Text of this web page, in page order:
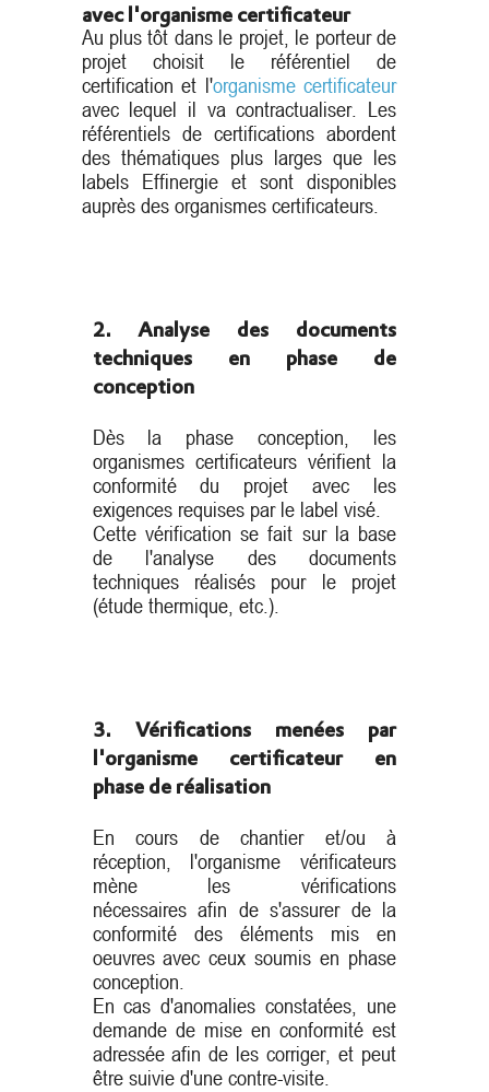
avec l'organisme certificateur
Au plus tôt dans le projet, le porteur de
projet choisit le référentiel de
certification et l'organisme certificateur
avec lequel il va contractualiser. Les
référentiels de certifications abordent
des thématiques plus larges que les
labels Effinergie et sont disponibles
auprès des organismes certificateurs.
2. Analyse des documents
techniques en phase de
conception
Dès la phase conception, les
organismes certificateurs vérifient la
conformité du projet avec les
exigences requises par le label visé.
Cette vérification se fait sur la base
de l'analyse des documents
techniques réalisés pour le projet
(étude thermique, etc.).
3. Vérifications menées par
l'organisme certificateur en
phase de réalisation
En cours de chantier et/ou à
réception, l'organisme vérificateurs
mène les vérifications
nécessaires afin de s'assurer de la
conformité des éléments mis en
oeuvres avec ceux soumis en phase
conception.
En cas d'anomalies constatées, une
demande de mise en conformité est
adressée afin de les corriger, et peut
être suivie d'une contre-visite.